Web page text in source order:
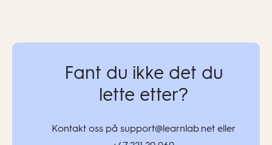
Fant du ikke det du
lette etter?
Kontakt oss på support@learnlab.net eller